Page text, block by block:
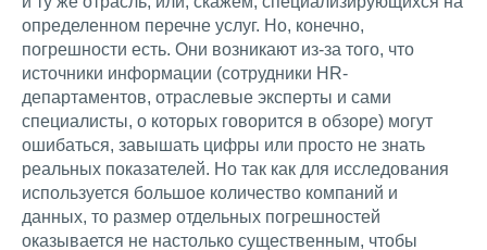
определенном перечне услуг. Но, конечно,
погрешности есть. Они возникают из-за того, что
источники информации (сотрудники HR-
департаментов, отраслевые эксперты и сами
специалисты, о которых говорится в обзоре) могут
ошибаться, завышать цифры или просто не знать
реальных показателей. Но так как для исследования
используется большое количество компаний и
данных, то размер отдельных погрешностей
оказывается не настолько существенным, чтобы